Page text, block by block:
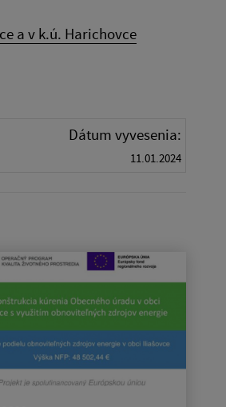
a v k.ú. Harichovce
Dátum vyvesenia:
11.01.2024